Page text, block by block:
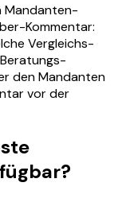
Mandanten-
Kommentar:
Vergleichs-
den Mandanten
vor der